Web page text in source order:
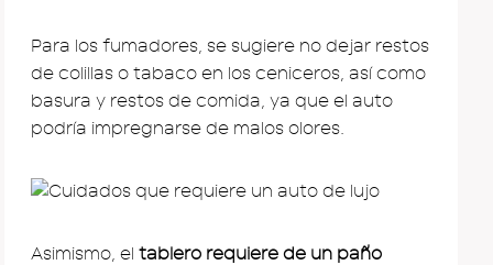
Para los fumadores, se sugiere no dejar restos
de colillas o tabaco en los ceniceros, así como
basura y restos de comida, ya que el auto
podría impregnarse de malos olores.
Asimismo, el tablero requiere de un paño